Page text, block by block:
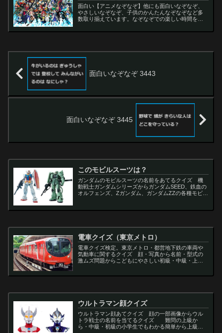
面白い【アニメなぞなぞ】他にも面白いなぞなぞ、
やさしいなぞなぞ、子供のかんたんなぞなぞなど多
数取り揃えています。なぞなぞでの楽しい時間をお
面白いなぞなぞ 3443
面白いなぞなぞ 3445
このモビルスーツは？
ガンダムのモビルスーツの名前をあてるクイズ 機
動戦士ガンダムシリーズからガンダムSEED、鉄血の
オルフェンズ、Zガンダム、ガンダムZZの各種モビル
電車クイズ（東京メトロ）
電車クイズ検定。東京メトロ・都営地下鉄の車両や
気動車に関するクイズ 顔・写真から名前・型式の
激ムズ問題からこどもにやさしい初級・中級・上級
ウルトラマン顔クイズ
ウルトラマン顔あてクイズ 顔の一部画像からウル
トラ戦士の名前を当てるクイズ 難問の上級か
ら・中級・初級の小学生でもわかる簡単から上級者